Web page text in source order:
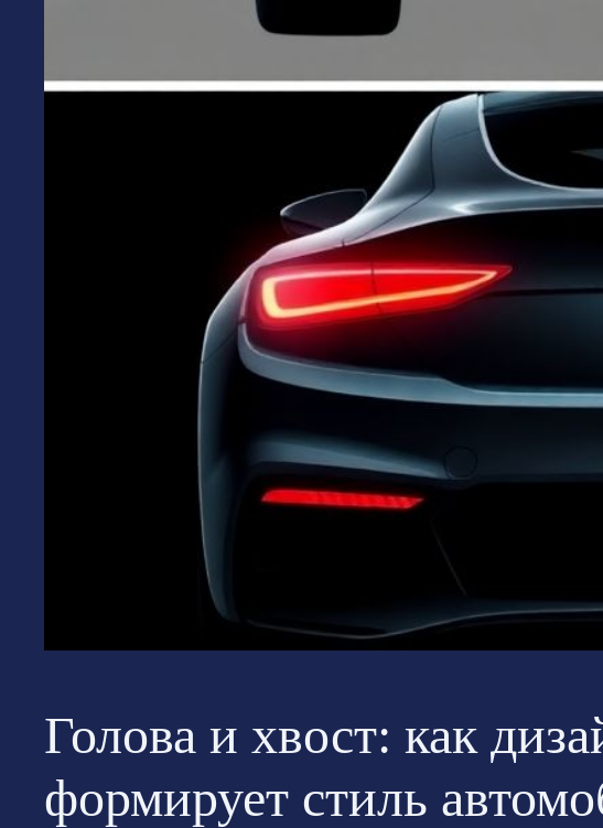
Голова и хвост: как
формирует стиль